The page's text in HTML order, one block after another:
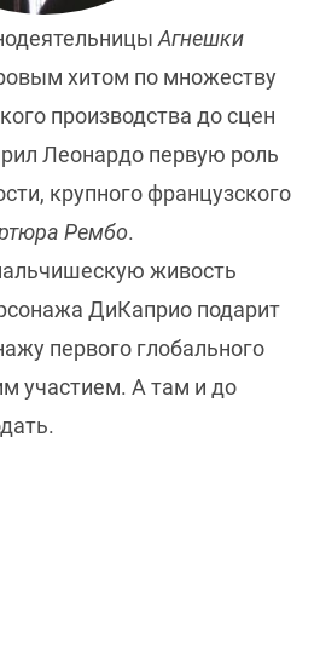
Агнешки
хитом по множеству
производства до сцен
Леонардо первую роль
крупного французского
Рембо.
живость
ДиКаприо подарит
первого глобального
участием. А там и до